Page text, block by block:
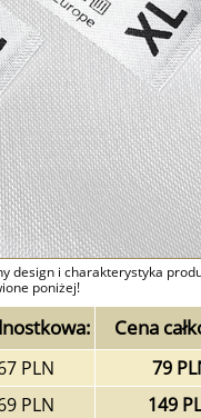
design i charakterystyka
poniżej!
Cena
PLN
79
PLN
149